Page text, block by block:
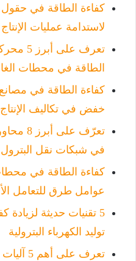
لاستدامة عمليات الإنتاج
تعرف
الطاقة في محطات
خفض في تكاليف الإنتاج
تعرّف
في شبكات نقل البترول
عوامل طرق للتعامل
5 تقنيات حديثة
توليد الكهرباء البترولية
تعرف